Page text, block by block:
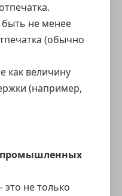
не менее
(обычно
как величину
(например,
промышленных
не только